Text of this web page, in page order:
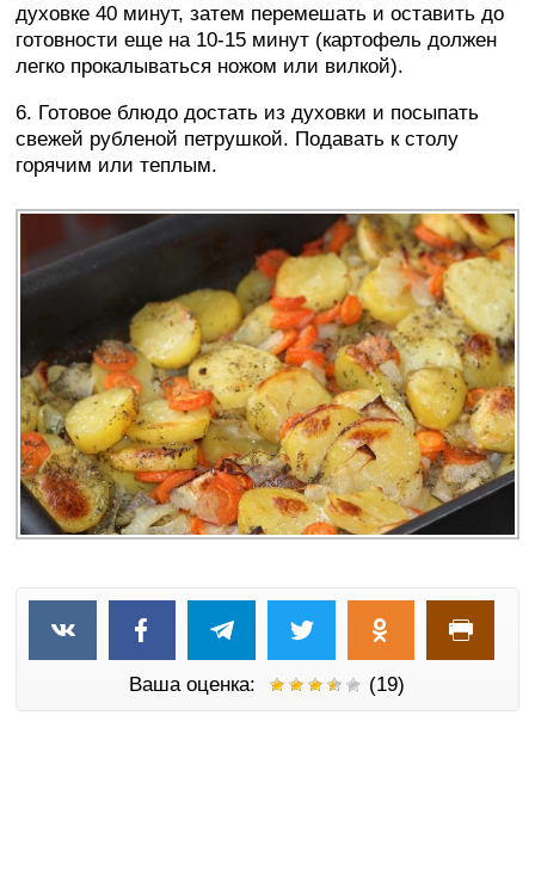
духовке 40 минут, затем перемешать и оставить до
готовности еще на 10-15 минут (картофель должен
легко прокалываться ножом или вилкой).
6. Готовое блюдо достать из духовки и посыпать
свежей рубленой петрушкой. Подавать к столу
горячим или теплым.
Ваша оценка: (19)